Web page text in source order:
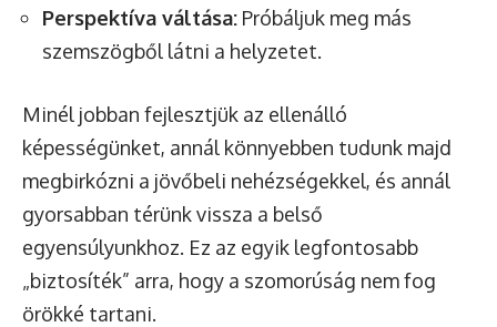
Perspektíva váltása: Próbáljuk meg más
szemszögből látni a helyzetet.
Minél jobban fejlesztjük az ellenálló
képességünket, annál könnyebben tudunk majd
megbirkózni a jövőbeli nehézségekkel, és annál
gyorsabban térünk vissza a belső
egyensúlyunkhoz. Ez az egyik legfontosabb
„biztosíték” arra, hogy a szomorúság nem fog
örökké tartani.